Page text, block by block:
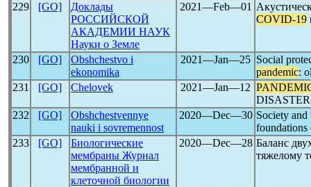
229
[GO]
Доклады
РОССИЙСКОЙ
АКАДЕМИИ НАУК
Науки о Земле
2021―Feb―01
COVID-19
230 [GO]
Obshchestvo i
ekonomika
2021―Jan―25 Social
pandemic:
231
[GO] Chelovek 2021―Jan―12
232
[GO]
Obshchestvennye
nauki i sovremennost
2020―Dec―30 Society
foundations
233
[GO]
Биологические
мембраны Журнал
мембранной и
клеточной биологии
2020―Dec―28 Баланс
тяжелому